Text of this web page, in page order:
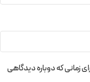
زمانی که دوباره دیدگاهی